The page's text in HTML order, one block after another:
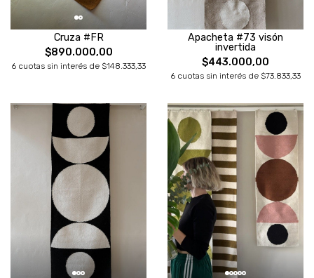
Cruza #FR
$890.000,00
6 cuotas sin interés de $148.333,33
Apacheta #73 visón
invertida
$443.000,00
6 cuotas sin interés de $73.833,33